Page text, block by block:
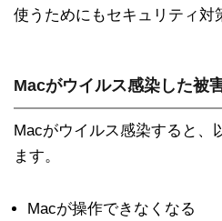
使うためにもセキュリティ対
Macがウイルス感染した被
Macがウイルス感染すると、
ます。
Macが操作できなくなる